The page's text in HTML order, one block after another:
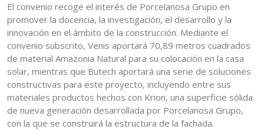
El convenio recoge el interés de Porcelanosa Grupo en
promover la docencia, la investigación, el desarrollo y la
innovación en el ámbito de la construcción. Mediante el
convenio subscrito, Venis aportará 70,89 metros cuadrados
de material Amazonia Natural para su colocación en la casa
solar, mientras que Butech aportará una serie de soluciones
constructivas para este proyecto, incluyendo entre sus
materiales productos hechos con Krion, una superficie sólida
de nueva generación desarrollada por Porcelanosa Grupo,
con la que se construirá la estructura de la fachada.